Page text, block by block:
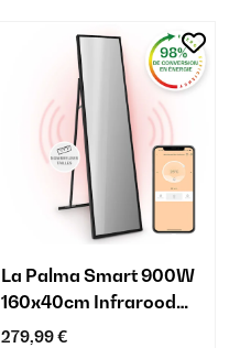
La Palma Smart 900W
160x40cm Infrarood
Spiegel Zwart
279,99 €